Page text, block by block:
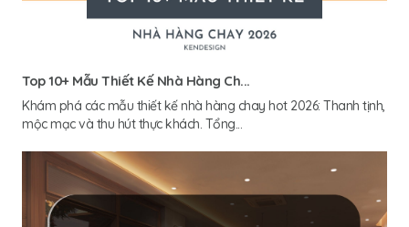
Top 10+ Mẫu Thiết Kế Nhà Hàng Ch...
Khám phá các mẫu thiết kế nhà hàng chay hot 2026: Thanh tịnh,
mộc mạc và thu hút thực khách. Tổng...